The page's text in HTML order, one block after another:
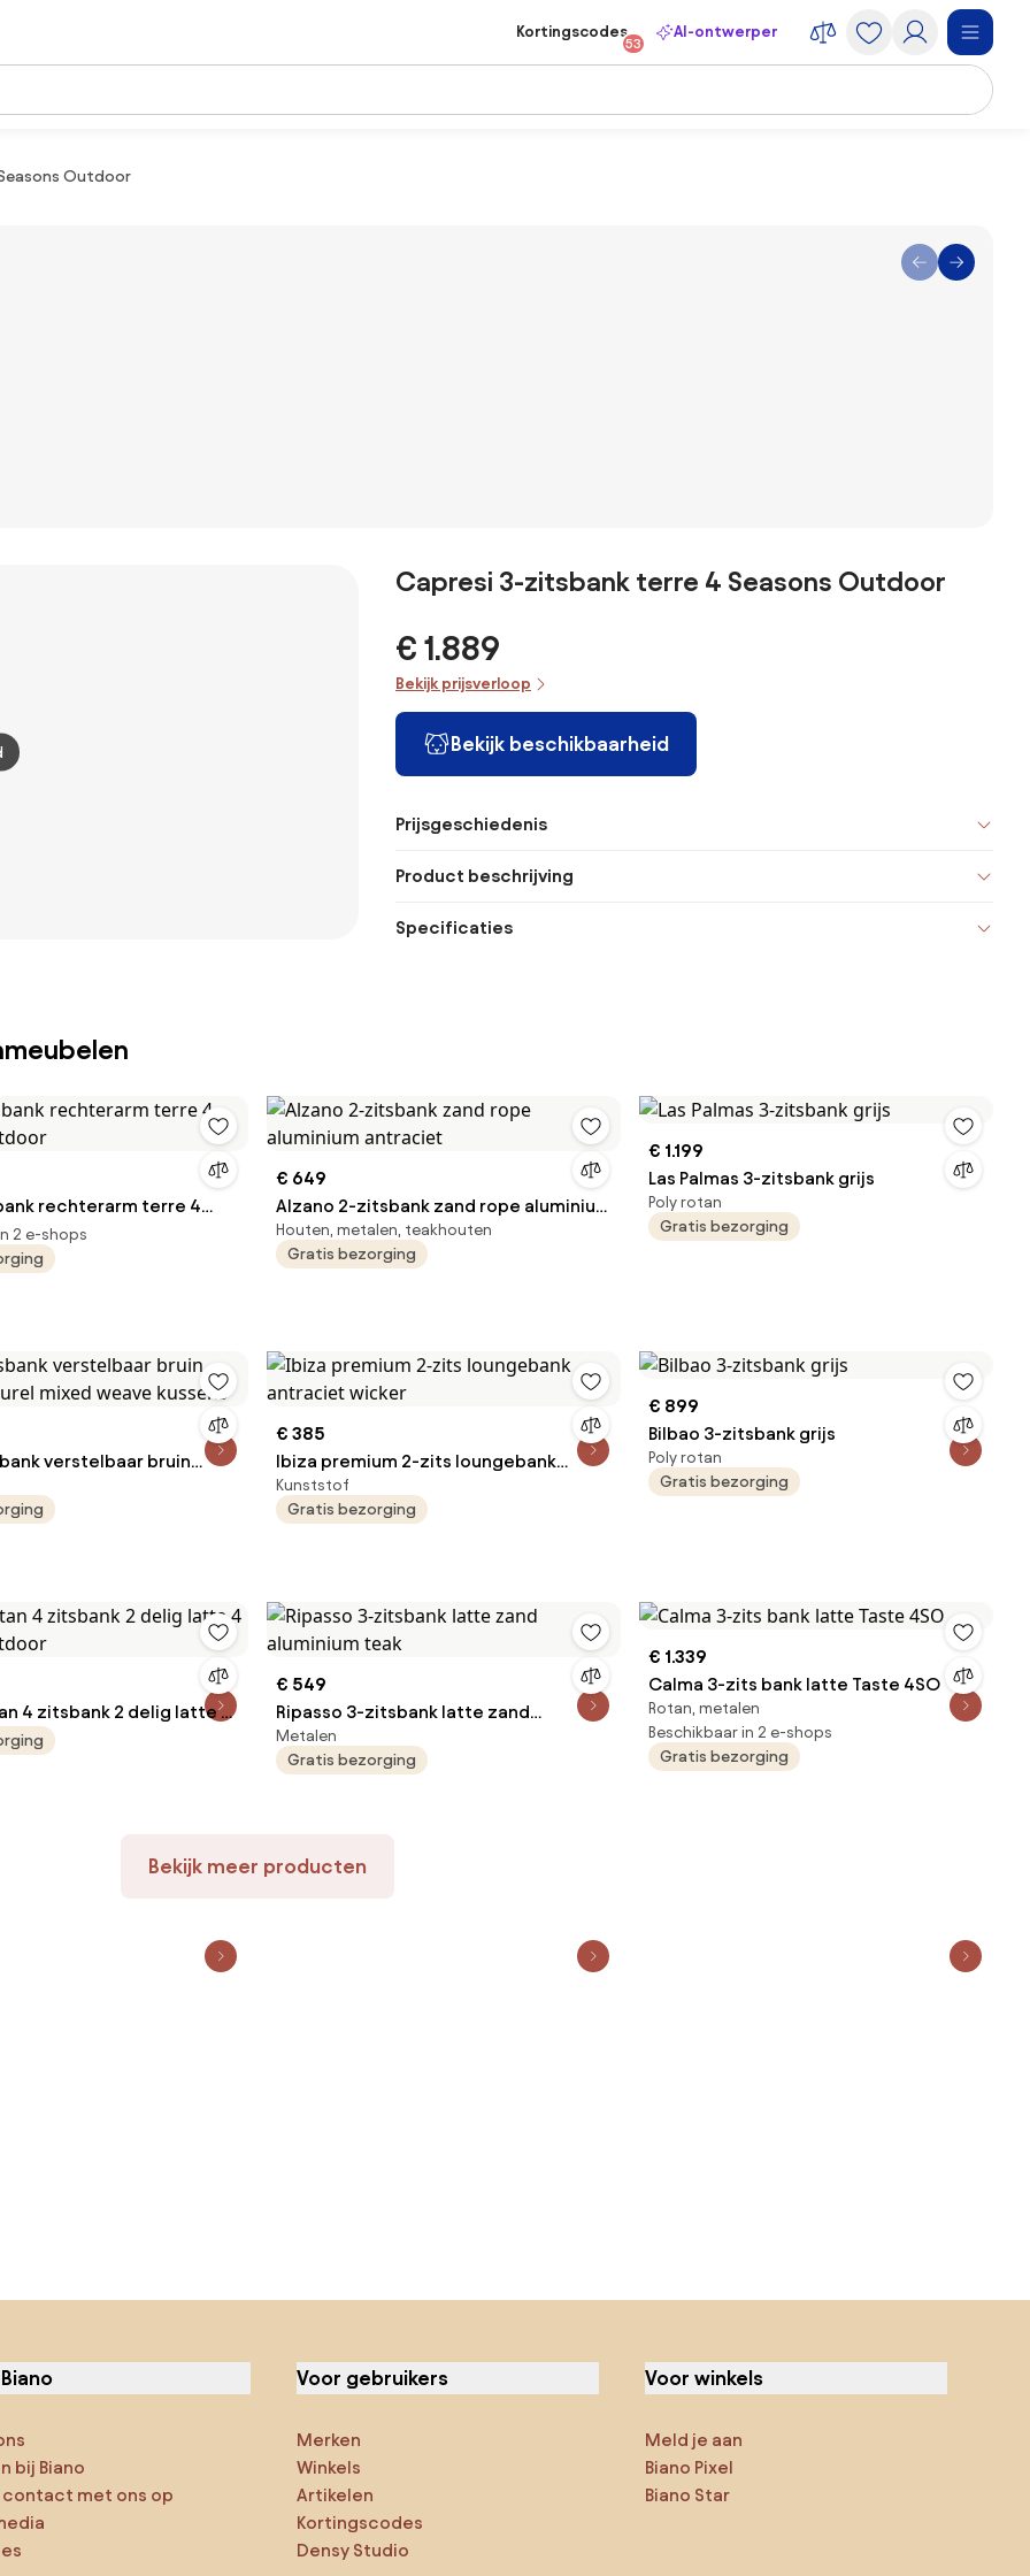
Kortingscodes
53
AI-ontwerper
Outdoor
Capresi 3-zitsbank terre 4 Seasons Outdoor
€ 1.889
Bekijk prijsverloop
Bekijk beschikbaarheid
Prijsgeschiedenis
Product beschrijving
Specificaties
rechterarm terre 4
2 e-shops
€ 649
Alzano 2-zitsbank zand rope aluminium
antraciet
Houten, metalen, teakhouten
Gratis bezorging
€ 1.199
Las Palmas 3-zitsbank grijs
Poly rotan
Gratis bezorging
verstelbaar bruin
€ 385
Ibiza premium 2-zits loungebank
antraciet wicker
Kunststof
Gratis bezorging
€ 899
Bilbao 3-zitsbank grijs
Poly rotan
Gratis bezorging
4 zitsbank 2 delig latte 4
€ 549
Ripasso 3-zitsbank latte zand
aluminium teak
Metalen
Gratis bezorging
€ 1.339
Calma 3-zits bank latte Taste 4SO
Rotan, metalen
Beschikbaar in 2 e-shops
Gratis bezorging
Bekijk meer producten
bij Biano
contact met ons op
Voor gebruikers
Merken
Winkels
Artikelen
Kortingscodes
Densy Studio
Voor winkels
Meld je aan
Biano Pixel
Biano Star